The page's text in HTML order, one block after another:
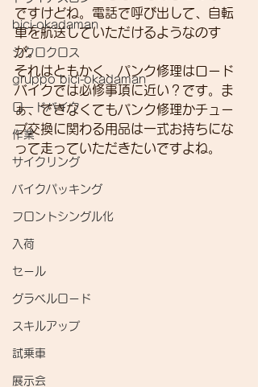
bici-okadaman
シクロクロス
gruppo bici-okadaman
ロードバイク
作業
サイクリング
バイクパッキング
フロントシングル化
入荷
セール
グラベルロード
スキルアップ
試乗車
展示会
ですけどね。電話で呼び出して、自転
車を航送していただけるようなのす
が。
それはともかく、パンク修理はロード
バイクでは必修事項に近い？です。ま
ぁ、できなくてもパンク修理かチュー
ブ交換に関わる用品は一式お持ちにな
って走っていただきたいですよね。